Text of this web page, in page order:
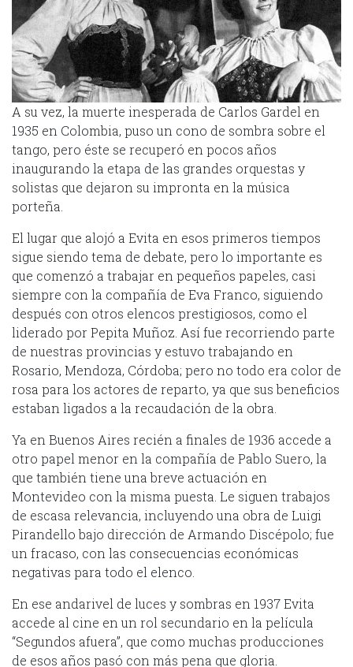
A su vez, la muerte inesperada de Carlos Gardel en
1935 en Colombia, puso un cono de sombra sobre el
tango, pero éste se recuperó en pocos años
inaugurando la etapa de las grandes orquestas y
solistas que dejaron su impronta en la música
porteña.
El lugar que alojó a Evita en esos primeros tiempos
sigue siendo tema de debate, pero lo importante es
que comenzó a trabajar en pequeños papeles, casi
siempre con la compañía de Eva Franco, siguiendo
después con otros elencos prestigiosos, como el
liderado por Pepita Muñoz. Así fue recorriendo parte
de nuestras provincias y estuvo trabajando en
Rosario, Mendoza, Córdoba; pero no todo era color de
rosa para los actores de reparto, ya que sus beneficios
estaban ligados a la recaudación de la obra.
Ya en Buenos Aires recién a finales de 1936 accede a
otro papel menor en la compañía de Pablo Suero, la
que también tiene una breve actuación en
Montevideo con la misma puesta. Le siguen trabajos
de escasa relevancia, incluyendo una obra de Luigi
Pirandello bajo dirección de Armando Discépolo; fue
un fracaso, con las consecuencias económicas
negativas para todo el elenco.
En ese andarivel de luces y sombras en 1937 Evita
accede al cine en un rol secundario en la película
“Segundos afuera”, que como muchas producciones
de esos años pasó con más pena que gloria.